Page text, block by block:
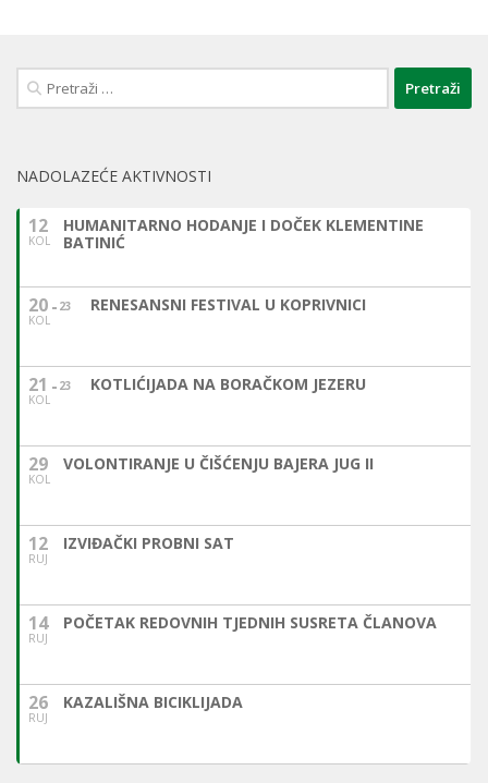
Pretraži:
NADOLAZEĆE AKTIVNOSTI
12
KOL
HUMANITARNO HODANJE I DOČEK KLEMENTINE
BATINIĆ
20
KOL
23 RENESANSNI FESTIVAL U KOPRIVNICI
21
KOL
23 KOTLIĆIJADA NA BORAČKOM JEZERU
29
KOL
VOLONTIRANJE U ČIŠĆENJU BAJERA JUG II
12
RUJ
IZVIĐAČKI PROBNI SAT
14
RUJ
POČETAK REDOVNIH TJEDNIH SUSRETA ČLANOVA
26
RUJ
KAZALIŠNA BICIKLIJADA